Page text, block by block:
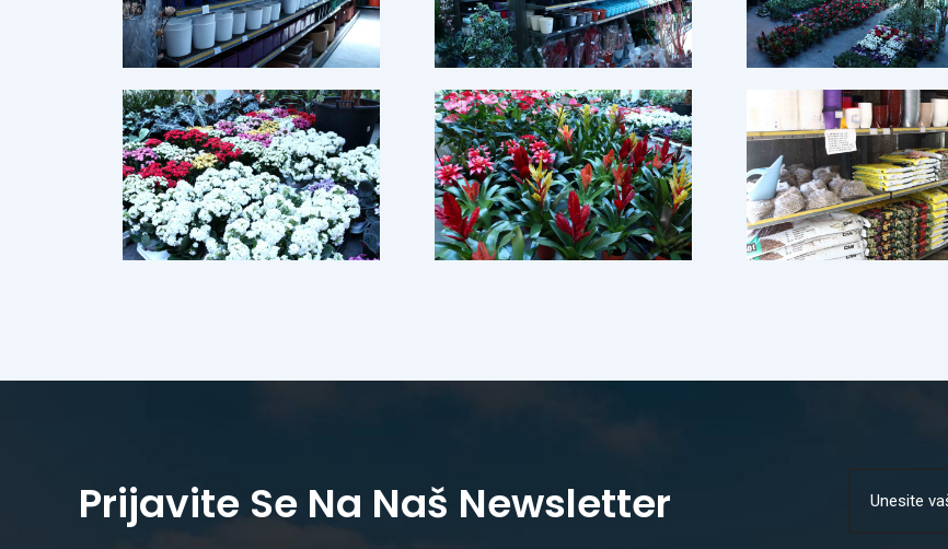
Prijavite Se Na Naš Newsletter